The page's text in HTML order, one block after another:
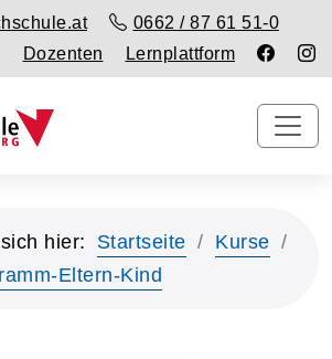
0662 / 87 61 51-0
Dozenten
Lernplattform
hier: Startseite
Kurse
Eltern-Kind